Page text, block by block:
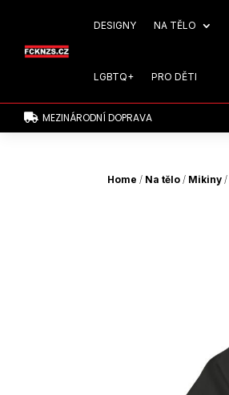
DESIGNY NA TĚLO
LGBTQ+ PRO DĚTI
 MEZINÁRODNÍ DOPRAVA
Home / Na tělo / Mikiny /